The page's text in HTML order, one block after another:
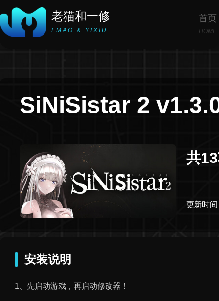
老猫和一修
LMAO & YIXIU
首页
HOME
SiNiSistar 2
共
更新时
安装说明
1、先启动游戏，再启动修改器！